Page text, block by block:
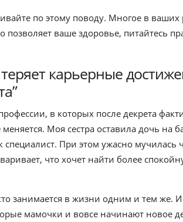
по этому поводу. Многое в
позволяет ваше здоровье, питайтесь
карьерные
в которых после декрета
Моя сестра оставила дочь на
специалист. При этом ужасно
что хочет найти более
занимается в жизни одним и тем же.
мамочки и вовсе начинают новое